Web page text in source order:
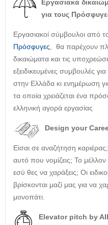
Εργασιακά
για τους
Εργασιακοί σύμβουλοι από
Πρόσφυγες , θα παρέχουν
δικαιώματα και τις
εξειδικευμένες συμβουλές
στην Ελλάδα κι ενημέρωση
τα οποία χρειάζεται ένα
ελληνική αγορά εργασίας
Design your
Είσαι σε αναζήτηση
αυτό που νομίζεις; Το
εσύ θες να χαράξεις; Οι
βρίσκονται μαζί μας για να
μονοπάτι.
Elevator pitch by